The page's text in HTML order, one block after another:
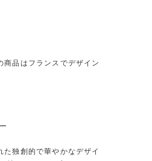
品はフランスでデザイン
独創的で華やかなデザイ